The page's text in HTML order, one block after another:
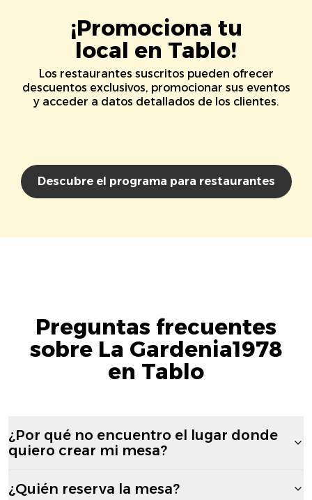
¡Promociona tu
local en Tablo!
Los restaurantes suscritos pueden ofrecer
descuentos exclusivos, promocionar sus eventos
y acceder a datos detallados de los clientes.
Descubre el programa para restaurantes
Preguntas frecuentes
sobre La Gardenia1978
en Tablo
¿Por qué no encuentro el lugar donde
quiero crear mi mesa?
¿Quién reserva la mesa?